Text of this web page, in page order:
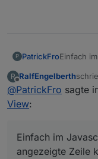
P PatrickFroEinfach
R
Offline
RalfEngelberth
@PatrickFro sagte
View:
Einfach im
angezeigte Zeile